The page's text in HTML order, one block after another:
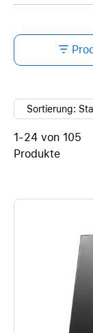
Sortierung:
1-24 von 105
Produkte